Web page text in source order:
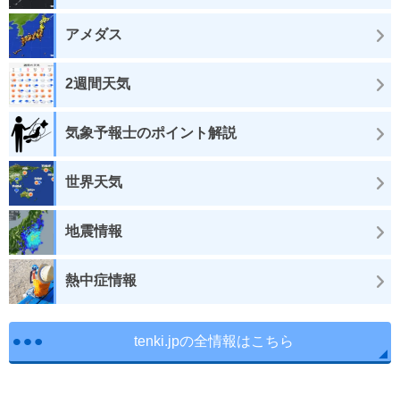
アメダス
2週間天気
気象予報士のポイント解説
世界天気
地震情報
熱中症情報
tenki.jpの全情報はこちら